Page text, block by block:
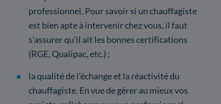
professionnel. Pour savoir si un chauffagiste
est bien apte à intervenir chez vous, il faut
s'assurer qu'il ait les bonnes certifications
(RGE, Qualipac, etc.) ;
la qualité de l'échange et la réactivité du
chauffagiste. En vue de gérer au mieux vos